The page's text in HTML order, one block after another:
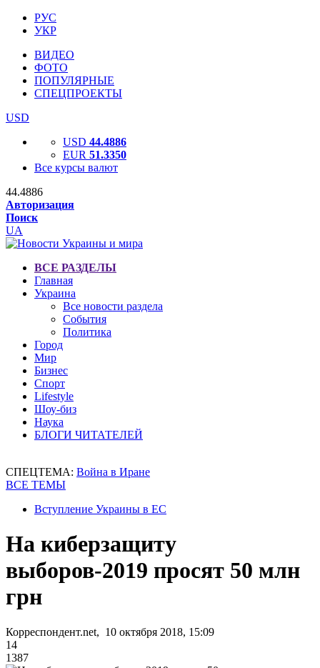
РУС
УКР
ВИДЕО
ФОТО
ПОПУЛЯРНЫЕ
СПЕЦПРОЕКТЫ
USD
USD 44.4886
EUR 51.3350
Все курсы валют
44.4886
Авторизация
Поиск
UA
ВСЕ РАЗДЕЛЫ
Главная
Украина
Все новости раздела
События
Политика
Город
Мир
Бизнес
Спорт
Lifestyle
Шоу-биз
Наука
БЛОГИ ЧИТАТЕЛЕЙ
СПЕЦТЕМА: Война в Иране
ВСЕ ТЕМЫ
Вступление Украины в ЕС
На киберзащиту
выборов-2019 просят 50 млн
грн
Корреспондент.net, 10 октября 2018, 15:09
14
1387